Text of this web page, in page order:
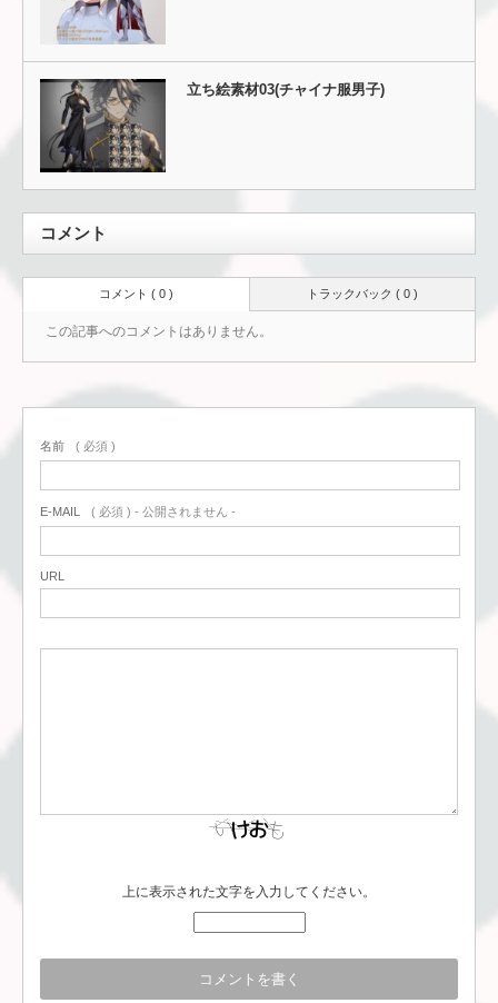
立ち絵素材03(チャイナ服男子)
コメント
トラックバック ( 0 )
コメント ( 0 )
この記事へのコメントはありません。
名前 ( 必須 )
E-MAIL ( 必須 ) - 公開されません -
URL
上に表示された文字を入力してください。